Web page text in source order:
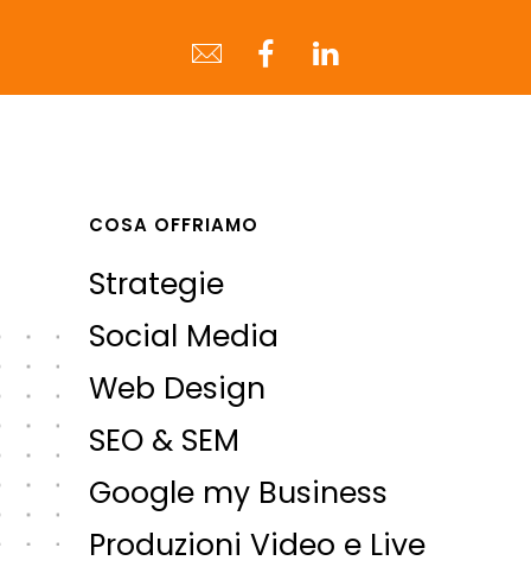
COSA OFFRIAMO
Strategie
Social Media
Web Design
SEO & SEM
Google my Business
Produzioni Video e Live